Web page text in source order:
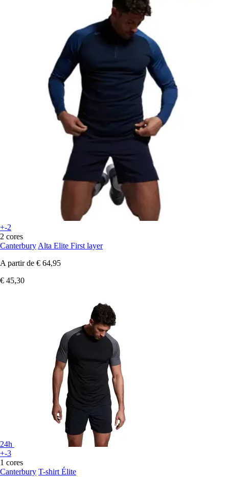
+-2
2 cores
Canterbury Alta Elite First layer
A partir de € 64,95
€ 45,30
24h
+-3
1 cores
Canterbury T-shirt Élite